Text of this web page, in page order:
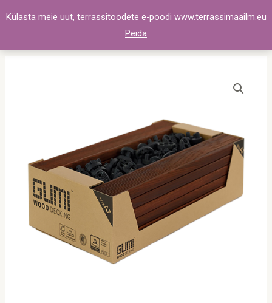
Külasta meie uut, terrassitoodete e-poodi www.terrassimaailm.eu
Peida
to
kogus